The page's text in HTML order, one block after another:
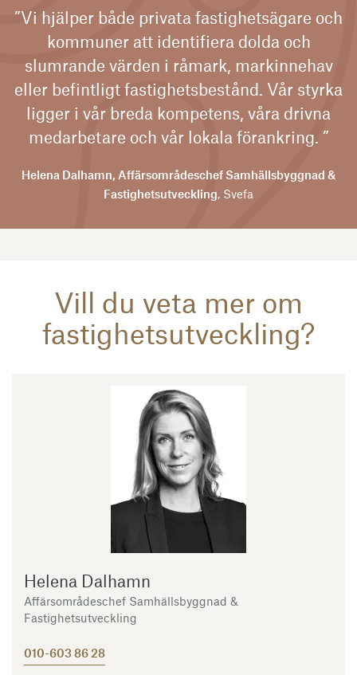
”Vi hjälper både privata fastighetsägare och
kommuner att identifiera dolda och
slumrande värden i råmark, markinnehav
eller befintligt fastighetsbestånd. Vår styrka
ligger i vår breda kompetens, våra drivna
medarbetare och vår lokala förankring. ”
Helena Dalhamn, Affärsområdeschef Samhällsbyggnad &
Fastighetsutveckling, Svefa
Vill du veta mer om
fastighetsutveckling?
Helena Dalhamn
Affärsområdeschef Samhällsbyggnad &
Fastighetsutveckling
010-603 86 28